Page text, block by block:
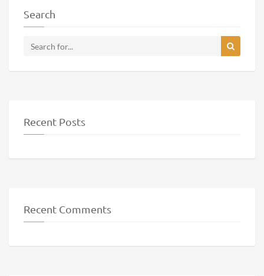
Search
Recent Posts
Recent Comments